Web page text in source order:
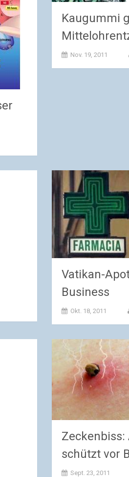
Kaugummi
Nov. 19, 2011
Vatikan-
Business
Okt. 18, 2011
schützt vor
Sept. 23, 2011